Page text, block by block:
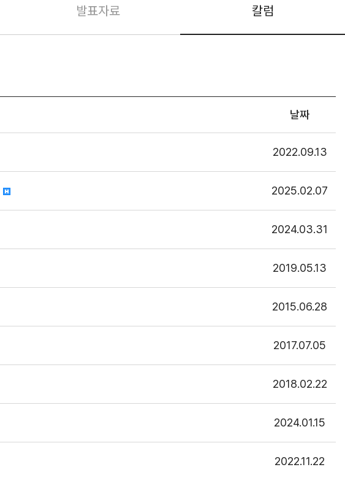
발표자료 칼럼
날짜
2022.09.13
2025.02.07
2024.03.31
2019.05.13
2015.06.28
2017.07.05
2018.02.22
2024.01.15
2022.11.22